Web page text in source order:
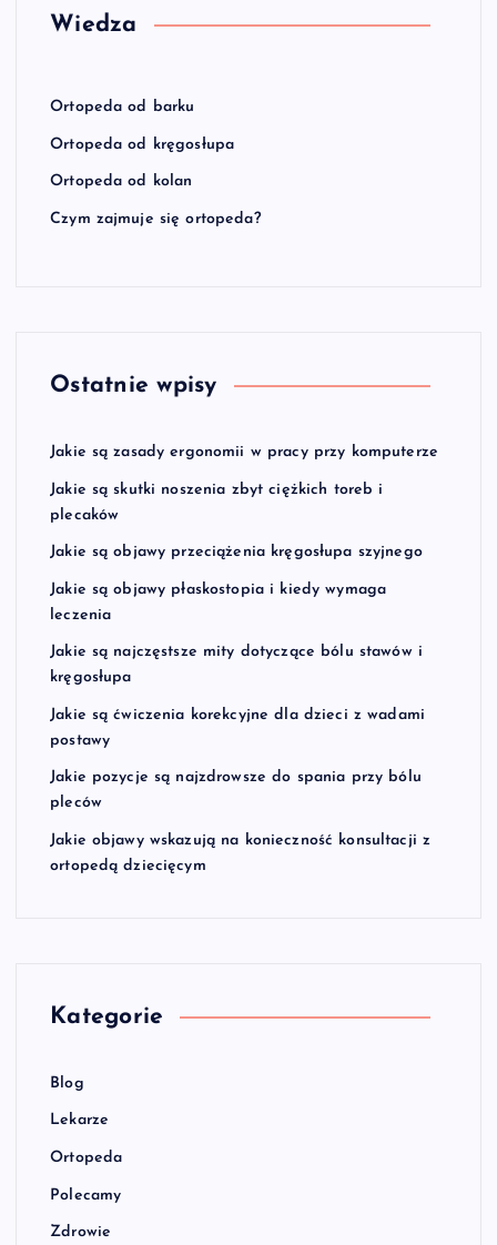
Wiedza
Ortopeda od barku
Ortopeda od kręgosłupa
Ortopeda od kolan
Czym zajmuje się ortopeda?
Ostatnie wpisy
Jakie są zasady ergonomii w pracy przy komputerze
Jakie są skutki noszenia zbyt ciężkich toreb i
plecaków
Jakie są objawy przeciążenia kręgosłupa szyjnego
Jakie są objawy płaskostopia i kiedy wymaga
leczenia
Jakie są najczęstsze mity dotyczące bólu stawów i
kręgosłupa
Jakie są ćwiczenia korekcyjne dla dzieci z wadami
postawy
Jakie pozycje są najzdrowsze do spania przy bólu
pleców
Jakie objawy wskazują na konieczność konsultacji z
ortopedą dziecięcym
Kategorie
Blog
Lekarze
Ortopeda
Polecamy
Zdrowie